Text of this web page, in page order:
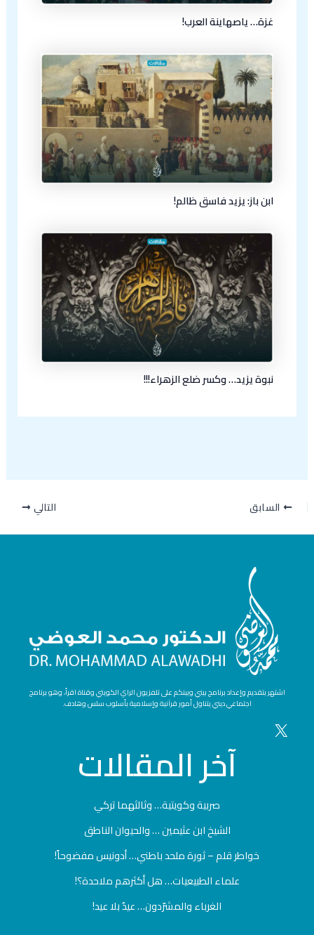
غزة… ياصهاينة العرب!
ابن باز: يزيد فاسق ظالم!
نبوة يزيد… وكسر ضلع الزهراء!!!
السابق التالي
اشتهر بتقديم وإعداد برنامج بيني وبينكم على تلفزيون الراي الكويتي وقناة اقرأ، وهو برنامج
اجتماعي ديني يتناول أمور قرآنية وإسلامية بأسلوب سلس وهادف.
آخرالمقالات
صربية وكويتية… وثالثهما تركي
الشيخ ابن عثيمين … والحيوان الناطق
خواطر قلم – ثورة ملحد باطني… أدونيس مفضوحاً!
علماء الطبيعيات… هل أكثرهم ملاحدة؟!
الغرباء والمشرّدون… عيدٌ بلا عيد!